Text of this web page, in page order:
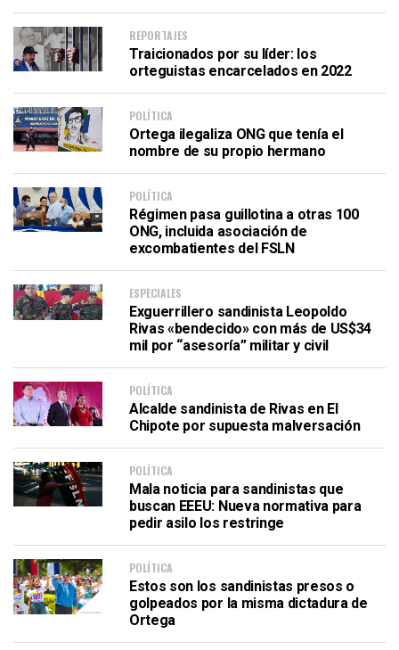
REPORTAJES
Traicionados por su líder: los
orteguistas encarcelados en 2022
POLÍTICA
Ortega ilegaliza ONG que tenía el
nombre de su propio hermano
POLÍTICA
Régimen pasa guillotina a otras 100
ONG, incluida asociación de
excombatientes del FSLN
ESPECIALES
Exguerrillero sandinista Leopoldo
Rivas «bendecido» con más de US$34
mil por “asesoría” militar y civil
POLÍTICA
Alcalde sandinista de Rivas en El
Chipote por supuesta malversación
POLÍTICA
Mala noticia para sandinistas que
buscan EEEU: Nueva normativa para
pedir asilo los restringe
POLÍTICA
Estos son los sandinistas presos o
golpeados por la misma dictadura de
Ortega